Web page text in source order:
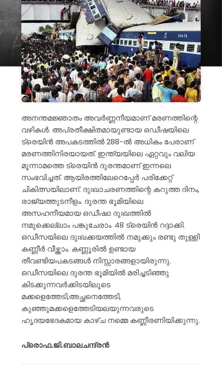
അനന്തമജ്ഞാതം അവർണ്ണനീയമാണ് മരണത്തിന്റെ
വഴികൾ. അപ്രതീക്ഷിതമായുണ്ടായ ഒഡീഷയിലെ
ട്രെയിൻ അപകടത്തിൽ 288-ൽ അധികം പേരാണ്
മരണത്തിനിരയായത്. ഇന്ത്യയിലെ ഏറ്റവും വലിയ
മൂന്നാമത്തെ ട്രെയിൻ ദുരന്തമാണ് ഇന്നലെ
സംഭവിച്ചത്. ആയിരത്തിലേറെപ്പേർ പരിക്കേറ്റ്
ചികിത്സയിലാണ്. ദുഃഖാചരണത്തിന്റെ കറുത്ത ദിനം,
രാജ്യത്തുടനീളം. ദുരന്ത ഭൂമിയിലെ
അസഹനീയമായ ഒഡീഷാ ദുഃഖത്തിൽ
നമുക്കെല്ലാം പങ്കുചേരാം. 48 ട്രെയിൻ റദ്ദാക്കി.
ഒഡീസയിലെ ദുഃഖക്കയത്തിൽ നമുക്കും രണ്ടു തുള്ളി
കണ്ണീർ വീഴ്ത്താം. കണ്ണൂരിൽ ഉണ്ടായ
തീവണ്ടിയപകടങ്ങൾ നിസ്സാരങ്ങളായിരുന്നു.
ഒഡീസയിലെ ദുരന്ത ഭൂമിയിൽ മരിച്ചടിഞ്ഞു
കിടക്കുന്നവർക്കിടയിലൂടെ
മക്കളെത്തേടി,അച്ഛനെത്തേടി,
കുഞ്ഞുമക്കളെത്തേടിയലയുന്നവരുടെ
ഹൃദയഭേദകമായ കാഴ്ച നമ്മെ കണ്ണീരണിയിക്കുന്നു.
പ്രൊഫ.ജി.ബാലചന്ദ്രൻ